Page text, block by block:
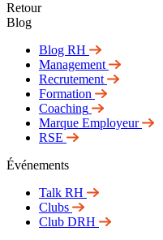
Retour
Blog
Blog RH
Management
Recrutement
Formation
Coaching
Marque Employeur
RSE
Événements
Talk RH
Clubs
Club DRH